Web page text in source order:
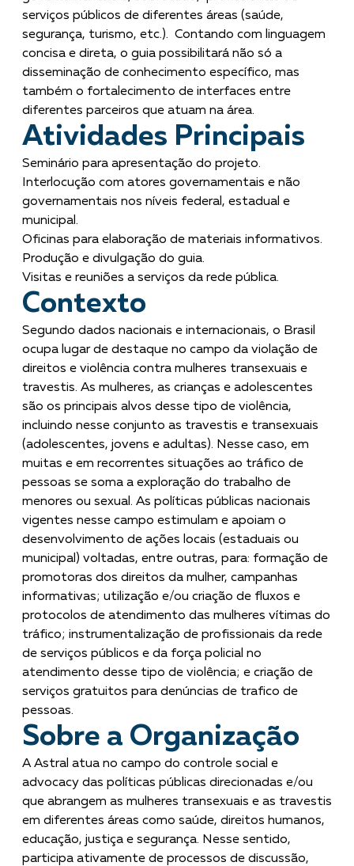
serviços públicos de diferentes áreas (saúde,
segurança, turismo, etc.). Contando com linguagem
concisa e direta, o guia possibilitará não só a
disseminação de conhecimento específico, mas
também o fortalecimento de interfaces entre
diferentes parceiros que atuam na área.
Atividades Principais
Seminário para apresentação do projeto.
Interlocução com atores governamentais e não
governamentais nos níveis federal, estadual e
municipal.
Oficinas para elaboração de materiais informativos.
Produção e divulgação do guia.
Visitas e reuniões a serviços da rede pública.
Contexto
Segundo dados nacionais e internacionais, o Brasil
ocupa lugar de destaque no campo da violação de
direitos e violência contra mulheres transexuais e
travestis. As mulheres, as crianças e adolescentes
são os principais alvos desse tipo de violência,
incluindo nesse conjunto as travestis e transexuais
(adolescentes, jovens e adultas). Nesse caso, em
muitas e em recorrentes situações ao tráfico de
pessoas se soma a exploração do trabalho de
menores ou sexual. As políticas públicas nacionais
vigentes nesse campo estimulam e apoiam o
desenvolvimento de ações locais (estaduais ou
municipal) voltadas, entre outras, para: formação de
promotoras dos direitos da mulher, campanhas
informativas; utilização e/ou criação de fluxos e
protocolos de atendimento das mulheres vítimas do
tráfico; instrumentalização de profissionais da rede
de serviços públicos e da força policial no
atendimento desse tipo de violência; e criação de
serviços gratuitos para denúncias de trafico de
pessoas.
Sobre a Organização
A Astral atua no campo do controle social e
advocacy das políticas públicas direcionadas e/ou
que abrangem as mulheres transexuais e as travestis
em diferentes áreas como saúde, direitos humanos,
educação, justiça e segurança. Nesse sentido,
participa ativamente de processos de discussão,